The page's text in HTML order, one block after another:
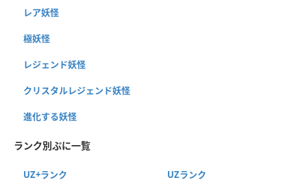
レア妖怪
極妖怪
レジェンド妖怪
クリスタルレジェンド妖怪
進化する妖怪
ランク別ぷに一覧
UZ+ランク UZランク